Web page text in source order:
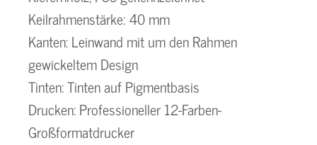
Keilrahmenstärke: 40 mm
Kanten: Leinwand mit um den Rahmen
gewickeltem Design
Tinten: Tinten auf Pigmentbasis
Drucken: Professioneller 12-Farben-
Großformatdrucker